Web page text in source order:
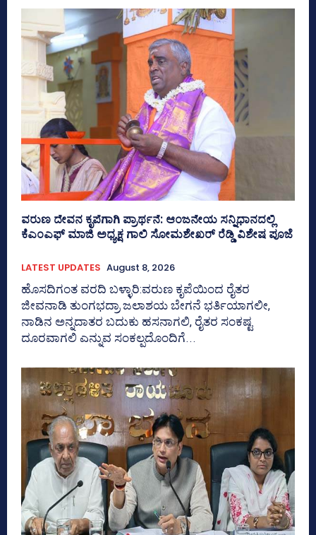
ವರುಣ ದೇವನ ಕೃಪೆಗಾಗಿ ಪ್ರಾರ್ಥನೆ: ಆಂಜನೇಯ ಸನ್ನಿಧಾನದಲ್ಲಿ
ಕೆಎಂಎಫ್ ಮಾಜಿ ಅಧ್ಯಕ್ಷ ಗಾಲಿ ಸೋಮಶೇಖರ್ ರೆಡ್ಡಿ ವಿಶೇಷ ಪೂಜೆ
LATEST UPDATES August 8, 2026
ಹೊಸದಿಗಂತ ವರದಿ ಬಳ್ಳಾರಿ:ವರುಣ ಕೃಪೆಯಿಂದ ರೈತರ
ಜೀವನಾಡಿ ತುಂಗಭದ್ರಾ ಜಲಾಶಯ ಬೇಗನೆ ಭರ್ತಿಯಾಗಲೀ,
ನಾಡಿನ ಅನ್ನದಾತರ ಬದುಕು ಹಸನಾಗಲಿ, ರೈತರ ಸಂಕಷ್ಟ
ದೂರವಾಗಲಿ ಎನ್ನುವ ಸಂಕಲ್ಪದೊಂದಿಗೆ...